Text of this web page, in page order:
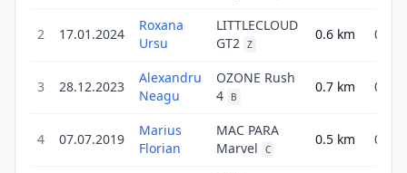
2 17.01.2024
Roxana
Ursu
LITTLECLOUD
GT2 Z
0.6 km 0.6
3 28.12.2023
Alexandru
Neagu
OZONE Rush
4
B
0.7 km 0.7
4 07.07.2019
Marius
Florian
MAC PARA
Marvel
C
0.5 km 0.5